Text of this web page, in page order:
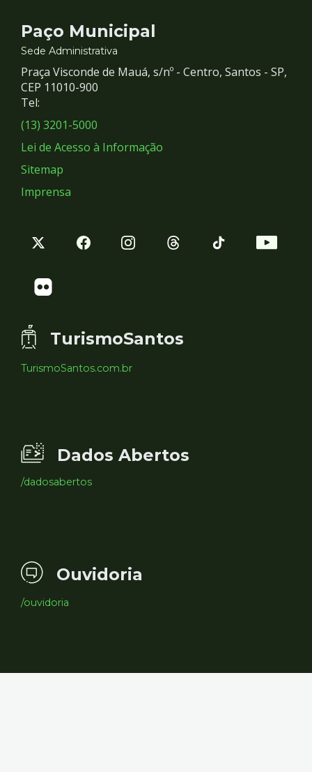
Contato
e
Redes
Sociais
Paço Municipal
Sede Administrativa
Praça Visconde de Mauá, s/nº - Centro, Santos - SP,
CEP 11010-900
Tel:
(13) 3201-5000
Lei de Acesso à Informação
Sitemap
Imprensa
TurismoSantos
TurismoSantos.com.br
Dados Abertos
/dadosabertos
Ouvidoria
/ouvidoria